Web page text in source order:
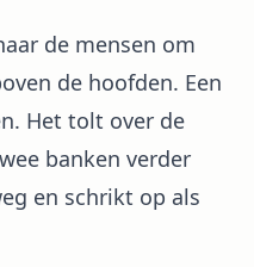
de mensen om
de hoofden. Een
Het tolt over de
banken verder
en schrikt op als